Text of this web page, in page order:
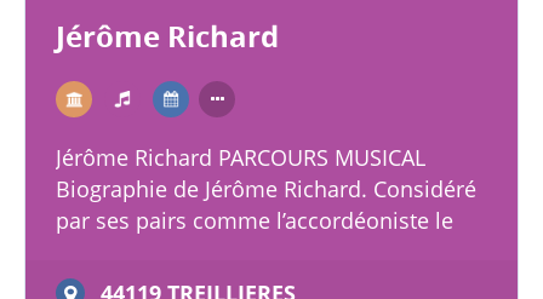
Jérôme Richard
Jérôme Richard PARCOURS MUSICAL
Biographie de Jérôme Richard. Considéré
par ses pairs comme l’accordéoniste le
Richard est aujourd’hui le chef…